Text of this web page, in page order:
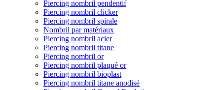
Piercing nombril pendentif
Piercing nombril clicker
Piercing nombril spirale
Nombril par matériaux
Piercing nombril acier
Piercing nombril titane
Piercing nombril or
Piercing nombril plaqué or
Piercing nombril bioplast
Piercing nombril titane anodisé